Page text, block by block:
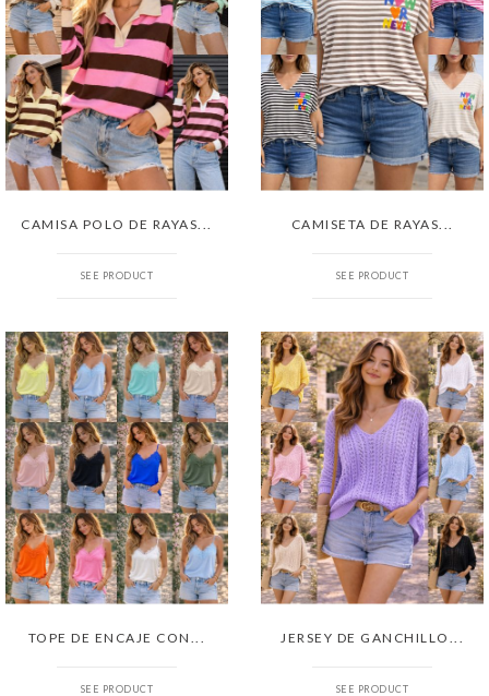
CAMISA POLO DE RAYAS...
SEE PRODUCT
CAMISETA DE RAYAS...
SEE PRODUCT
TOPE DE ENCAJE CON...
SEE PRODUCT
JERSEY DE GANCHILLO...
SEE PRODUCT